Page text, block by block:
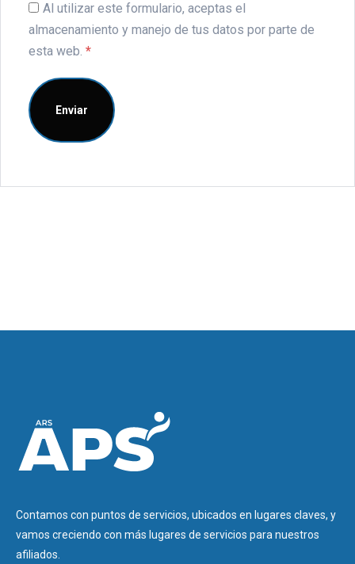
Al utilizar este formulario, aceptas el
almacenamiento y manejo de tus datos por parte de
esta web. *
Contamos con puntos de servicios, ubicados en lugares claves, y
vamos creciendo con más lugares de servicios para nuestros
afiliados.